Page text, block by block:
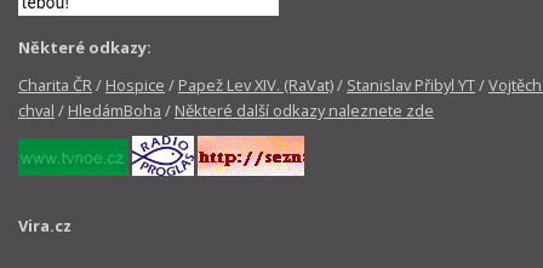
Některé odkazy:
Charita ČR/ Hospice / Papež Lev XIV. (RaVat)/ Stanislav Přibyl YT/
chval / HledámBoha / Některé další odkazy naleznete zde
Vira.cz